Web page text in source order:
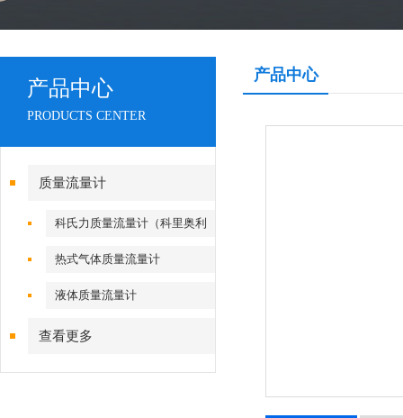
产品中心
PRODUCTS CENTER
质量流量计
科氏力质量流量计（科里奥利
流量计）
热式气体质量流量计
液体质量流量计
查看更多
产品中心